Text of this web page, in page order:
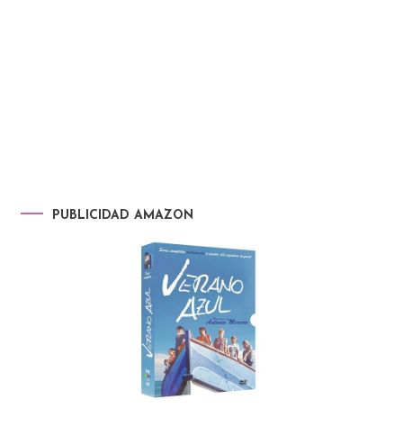
PUBLICIDAD AMAZON